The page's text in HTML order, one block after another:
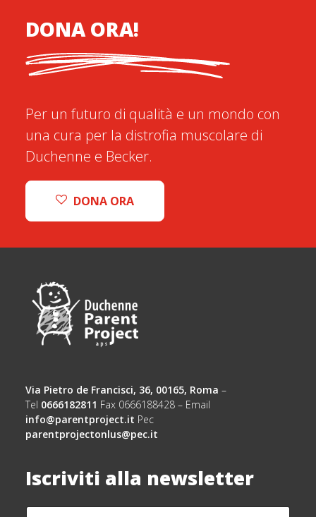
DONA ORA!
Per un futuro di qualità e un mondo con
una cura per la distrofia muscolare di
Duchenne e Becker.
DONA ORA
Via Pietro de Francisci, 36, 00165, Roma –
Tel 0666182811 Fax 0666188428 – Email
info@parentproject.it Pec
parentprojectonlus@pec.it
Iscriviti alla newsletter
*N